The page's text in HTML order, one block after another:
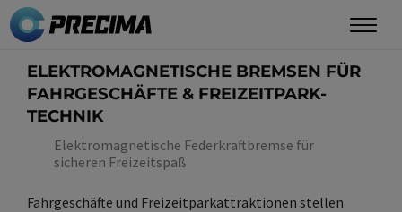
Direkt
zum
ELEKTROMAGNETISCHE BREMSEN FÜR
FAHRGESCHÄFTE & FREIZEITPARK-
TECHNIK
Elektromagnetische Federkraftbremse für
sicheren Freizeitspaß
Fahrgeschäfte und Freizeitparkattraktionen stellen